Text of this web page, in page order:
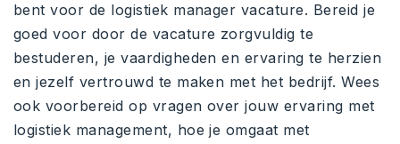
bent voor de logistiek manager vacature. Bereid je
goed voor door de vacature zorgvuldig te
bestuderen, je vaardigheden en ervaring te herzien
en jezelf vertrouwd te maken met het bedrijf. Wees
ook voorbereid op vragen over jouw ervaring met
logistiek management, hoe je omgaat met